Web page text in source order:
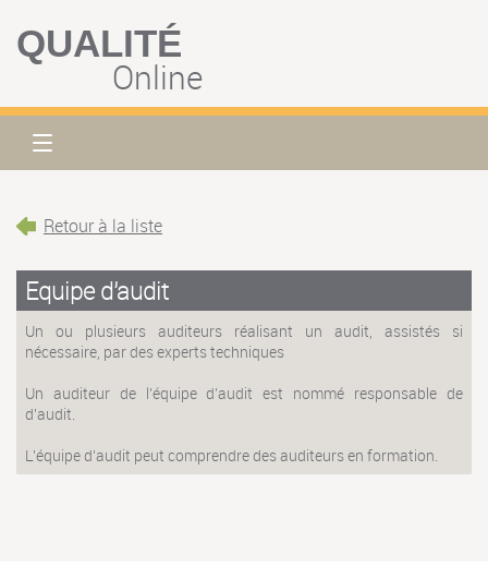
QUALITÉ
Online
Retour à la liste
Equipe d'audit
Un ou plusieurs auditeurs réalisant un audit, assistés si
nécessaire, par des experts techniques
Un auditeur de l'équipe d'audit est nommé responsable de
d'audit.
L'équipe d'audit peut comprendre des auditeurs en formation.